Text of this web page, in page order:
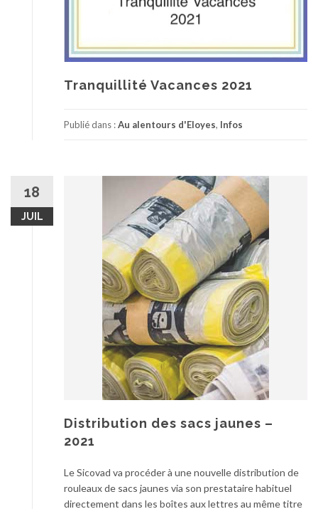
Tranquillité Vacances 2021
Publié dans :Au alentours d'Eloyes, Infos
18
JUIL
Distribution des sacs jaunes –
2021
Le Sicovad va procéder à une nouvelle distribution de
rouleaux de sacs jaunes via son prestataire habituel
directement dans les boîtes aux lettres au même titre